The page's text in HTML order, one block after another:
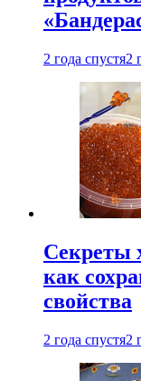
2 года спустя2
Секреты
как
свойства
2 года спустя2